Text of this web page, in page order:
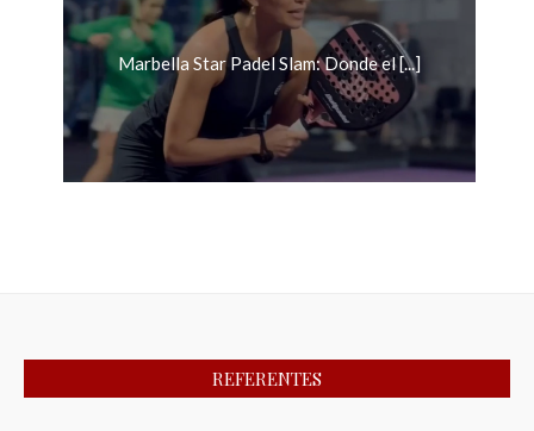
Marbella Star Padel Slam: Donde el [...]
REFERENTES